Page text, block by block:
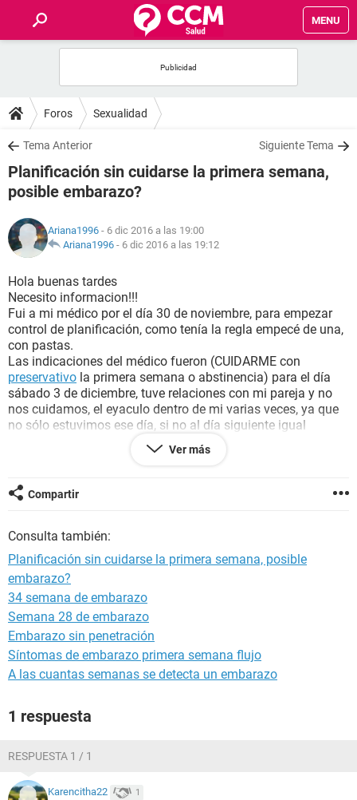
MENU
FOROS
SALUD
FAMILIA
NUTRICIÓN
SEXUALIDAD
GLOSARIO
Foros Sexualidad
Tema Anterior Siguiente Tema
Planificación sin cuidarse la primera semana,
posible embarazo?
Ariana1996 - 6 dic 2016 a las 19:00
Ariana1996 - 6 dic 2016 a las 19:12
Hola buenas tardes
Necesito informacion!!!
Fui a mi médico por el día 30 de noviembre, para empezar
control de planificación, como tenía la regla empecé de una,
con pastas.
Las indicaciones del médico fueron (CUIDARME con
preservativo la primera semana o abstinencia) para el día
sábado 3 de diciembre, tuve relaciones con mi pareja y no
nos cuidamos, el eyaculo dentro de mi varias veces, ya que
no sólo estuvimos ese día, si no al día siguiente igual
Mi pregunta es... Puedo quedar enembarazo
estar planificando con preservativo ???? O las pastas ya
estaban haciendo efecto en mi???
Ver más
Compartir
Consulta también:
Planificación sin cuidarse la primera semana, posible
embarazo?
34 semana de embarazo
Semana 28 de embarazo
Embarazo sin penetración
Síntomas de embarazo primera semana flujo
A las cuantas semanas se detecta un embarazo
1 respuesta
RESPUESTA 1 / 1
Karencitha22 1